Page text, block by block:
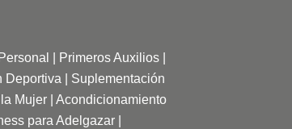
Primeros Auxilios
Deportiva
Suplementación
Mujer |Acondicionamiento
para Adelgazar